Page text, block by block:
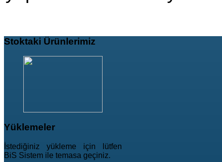
Stoktaki Ürünlerimiz
Yüklemeler
İstediğiniz yükleme için lütfen
BiS Sistem ile temasa geçiniz.